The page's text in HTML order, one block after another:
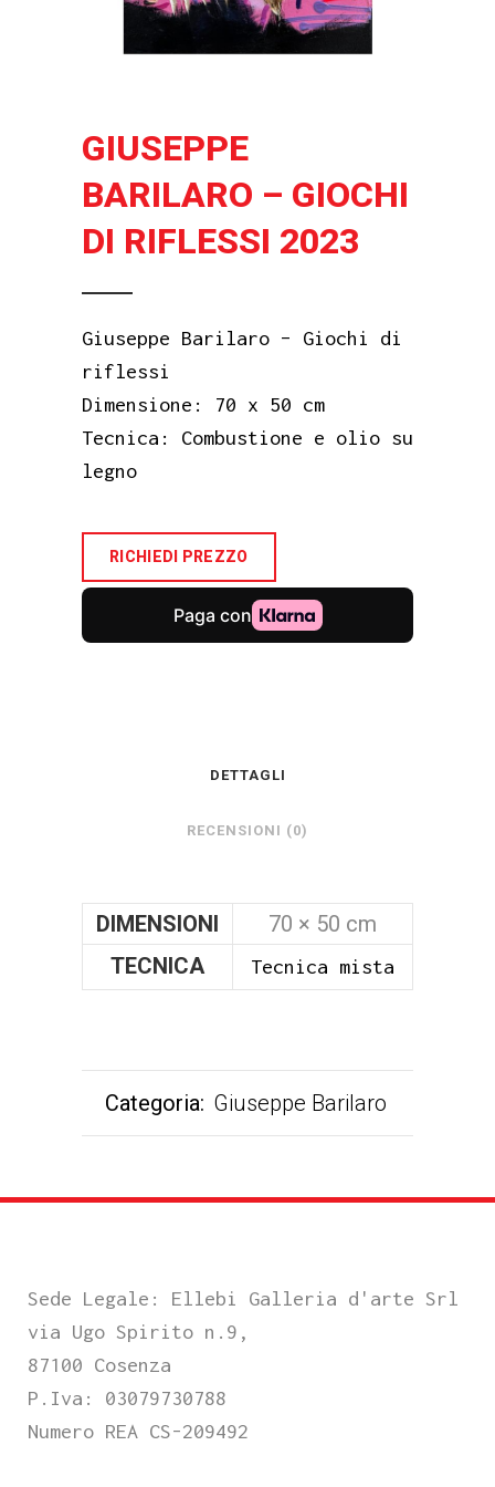
GIUSEPPE
BARILARO – GIOCHI
DI RIFLESSI 2023
Giuseppe Barilaro – Giochi di
riflessi
Dimensione: 70 x 50 cm
Tecnica: Combustione e olio su
legno
RICHIEDI PREZZO
DETTAGLI
RECENSIONI (0)
DIMENSIONI
70 × 50 cm
TECNICA
Tecnica mista
Categoria: Giuseppe Barilaro
Sede Legale: Ellebi Galleria d'arte Srl
via Ugo Spirito n.9,
87100 Cosenza
P.Iva: 03079730788
Numero REA CS-209492